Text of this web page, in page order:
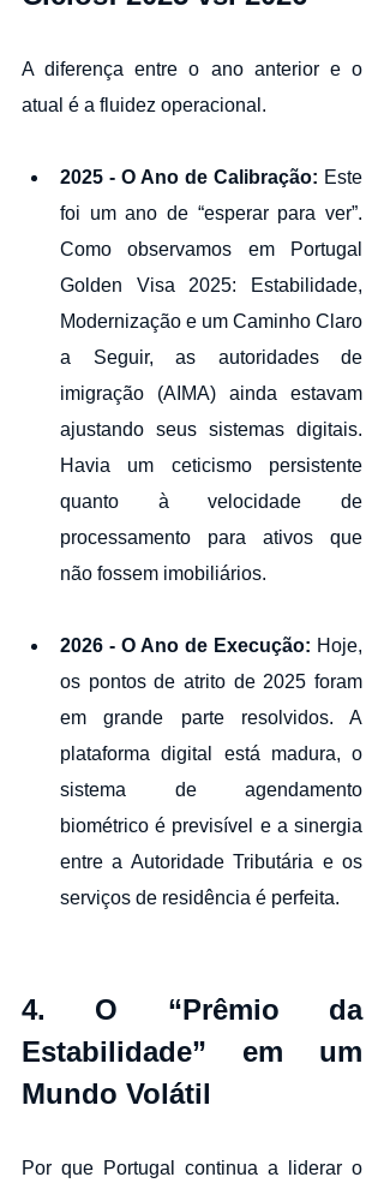
A diferença entre o ano anterior e o
atual é a fluidez operacional.
2025 - O Ano de Calibração: Este
foi um ano de “esperar para ver”.
Como observamos em Portugal
Golden Visa 2025: Estabilidade,
Modernização e um Caminho Claro
a Seguir, as autoridades de
imigração (AIMA) ainda estavam
ajustando seus sistemas digitais.
Havia um ceticismo persistente
quanto à velocidade de
processamento para ativos que
não fossem imobiliários.
2026 - O Ano de Execução: Hoje,
os pontos de atrito de 2025 foram
em grande parte resolvidos. A
plataforma digital está madura, o
sistema de agendamento
biométrico é previsível e a sinergia
entre a Autoridade Tributária e os
serviços de residência é perfeita.
4. O “Prêmio da
Estabilidade” em um
Mundo Volátil
Por que Portugal continua a liderar o